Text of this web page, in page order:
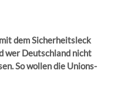
dem Sicherheitsleck
wer Deutschland nicht
So wollen die Unions-